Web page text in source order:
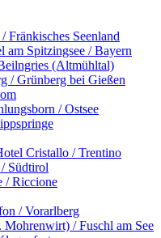
Fränkisches Seenland
am Spitzingsee / Bayern
(Altmühltal)
/ Grünberg bei Gießen
/ Ostsee
Cristallo / Trentino
Südtirol
/ Riccione
/ Vorarlberg
Mohrenwirt) / Fuschl am See